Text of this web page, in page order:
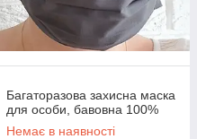
Багаторазова захисна маска
для особи, бавовна 100%
Немає в наявності